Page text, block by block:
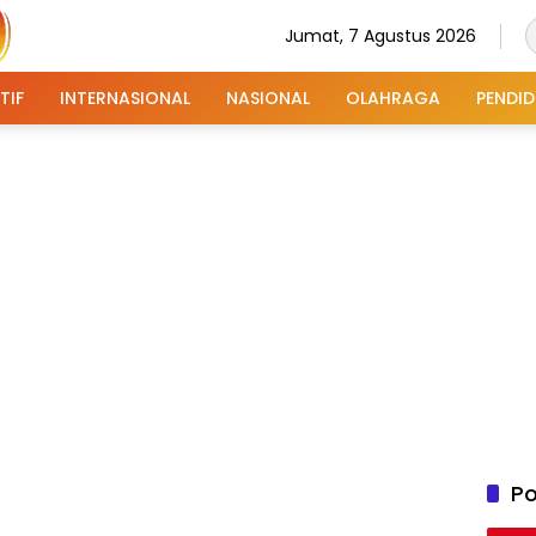
Jumat, 7 Agustus 2026
INTERNASIONAL NASIONAL OLAHRAGA